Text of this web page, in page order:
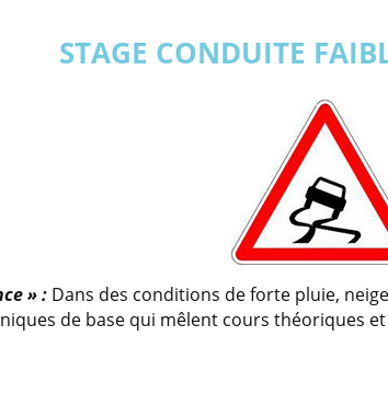
STAGE CONDUITE
» : Dans des conditions de forte pluie,
de base qui mêlent cours théoriques